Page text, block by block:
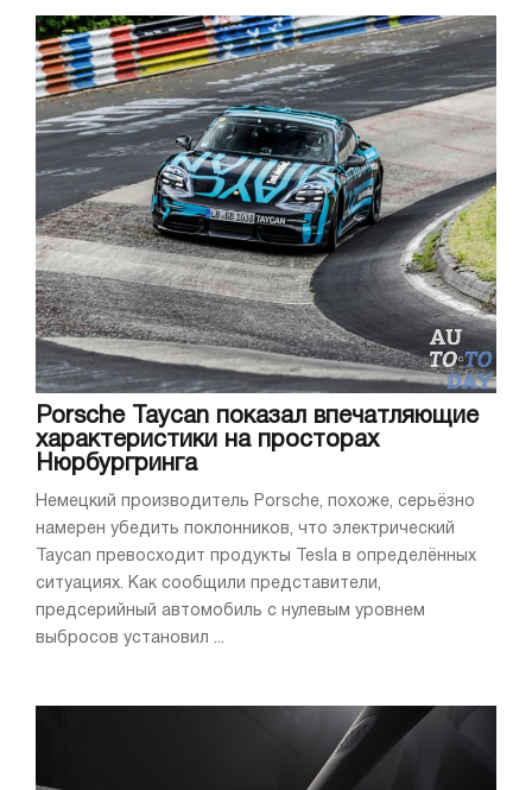
Porsche Taycan показал впечатляющие
характеристики на просторах
Нюрбургринга
Немецкий производитель Porsche, похоже, серьёзно
намерен убедить поклонников, что электрический
Taycan превосходит продукты Tesla в определённых
ситуациях. Как сообщили представители,
предсерийный автомобиль с нулевым уровнем
выбросов установил ...